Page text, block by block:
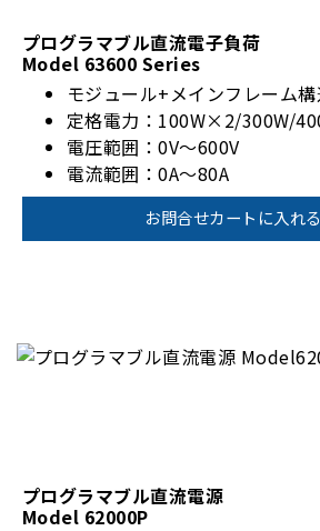
プログラマブル直流電子負荷
Model 63600 Series
モジュール+メインフレーム
定格電力：100W×2/300W/
電圧範囲：0V～600V
電流範囲：0A～80A
CZ(定インピーダンス)モード
CC/CV/CPモードお問合せカートに入れる
プログラマブル直流電源
Model 62000P